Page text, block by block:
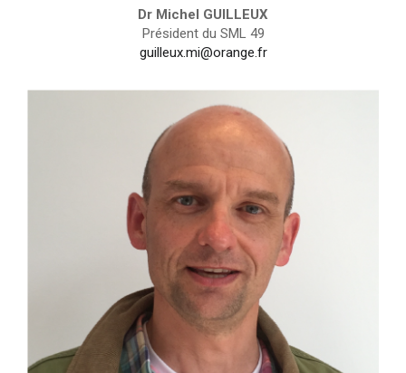
Dr Michel GUILLEUX
Président du SML 49
guilleux.mi@orange.fr